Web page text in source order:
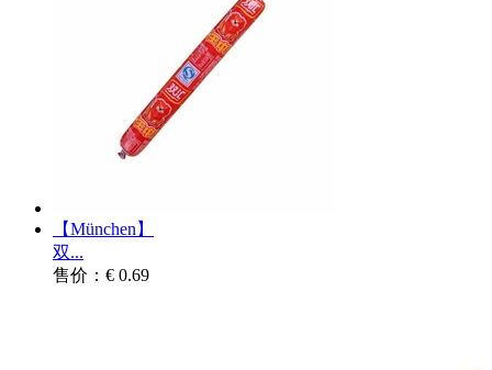
【München】
双...
售价：€ 0.69